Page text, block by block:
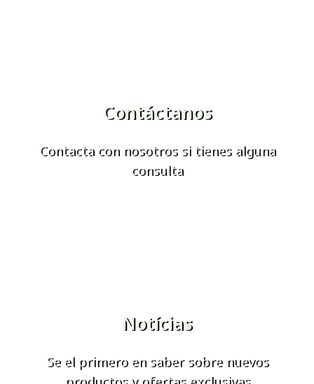
Contáctanos
Contacta con nosotros si tienes alguna
consulta
Notícias
Se el primero en saber sobre nuevos